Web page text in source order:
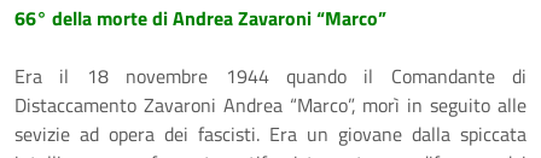
66° della morte di Andrea Zavaroni “Marco”
Era il 18 novembre 1944 quando il Comandante di
Distaccamento Zavaroni Andrea “Marco”, morì in seguito alle
sevizie ad opera dei fascisti. Era un giovane dalla spiccata